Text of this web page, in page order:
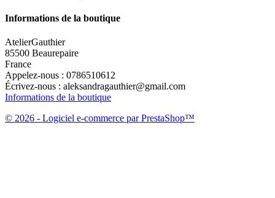
Informations de la boutique
AtelierGauthier
85500 Beaurepaire
France
Appelez-nous : 0786510612
Écrivez-nous : aleksandragauthier@gmail.com
Informations de la boutique
© 2026 - Logiciel e-commerce par PrestaShop™